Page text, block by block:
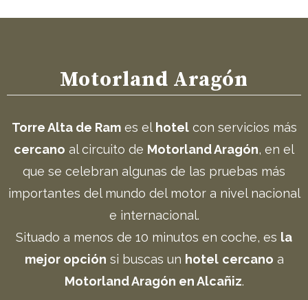
Motorland Aragón
Torre Alta de Rames el hotelcon servicios más
cercano al circuito de Motorland Aragón, en el
que se celebran algunas de las pruebas más
importantes del mundo del motor a nivel nacional
e internacional.
Situado a menos de 10 minutos en coche, es la
mejor opción si buscas un hotel cercano a
Motorland Aragón en Alcañiz.